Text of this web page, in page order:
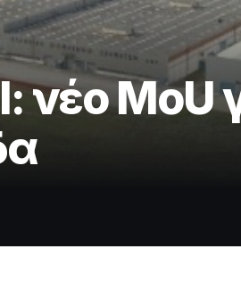
νέο MoU